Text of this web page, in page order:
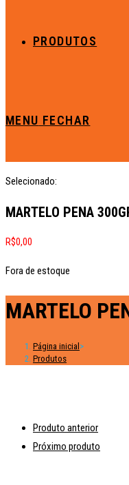
PRODUTOS
MENU FECHAR
Selecionado:
MARTELO PENA
R$0,00
Fora de estoque
MARTELO
Página inicial >
Produtos
Produto anterior
Próximo produto